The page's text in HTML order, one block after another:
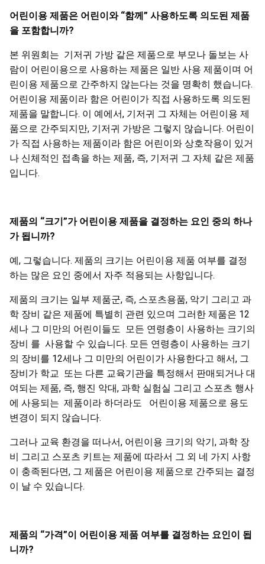
어린이용 제품은 어린이와 “함께” 사용하도록 의도된 제품
을 포함합니까?
본 위원회는 기저귀 가방 같은 제품으로 부모나 돌보는 사
람이 어린이용으로 사용하는 제품은 일반 사용 제품이며 어
린이용 제품으로 간주하지 않는다는 것을 명확히 했습니다.
어린이용 제품이라 함은 어린이가 직접 사용하도록 의도된
제품을 말합니다. 이 예에서, 기저귀 그 자체는 어린이용 제
품으로 간주되지만, 기저귀 가방은 그렇지 않습니다. 어린이
가 직접 사용하는 제품이라 함은 어린이와 상호작용이 있거
나 신체적인 접촉을 하는 제품, 즉, 기저귀 그 자체 같은 제품
입니다.
제품의 “크기”가 어린이용 제품을 결정하는 요인 중의 하나
가 됩니까?
예, 그렇습니다. 제품의 크기는 어린이용 제품 여부를 결정
하는 많은 요인 중에서 자주 적용되는 사항입니다.
제품의 크기는 일부 제품군, 즉, 스포츠용품, 악기 그리고 과
학 장비 같은 제품에 특별히 관련 있으며 그러한 제품은 12
세나 그 미만의 어린이들도 모든 연령층이 사용하는 크기의
장비 를 사용할 수 있습니다. 모든 연령층이 사용하는 크기
의 장비를 12세나 그 미만의 어린이가 사용한다고 해서, 그
장비가 학교 또는 다른 교육기관을 특정해서 판매되거나 대
여되는 제품, 즉, 행진 악대, 과학 실험실 그리고 스포츠 행사
에 사용되는 제품이라 하더라도 어린이용 제품으로 용도
변경이 되지 않습니다.
그러나 교육 환경을 떠나서, 어린이용 크기의 악기, 과학 장
비 그리고 스포츠 키트는 제품에 따라서 그 외 네 가지 사항
이 충족된다면, 그 제품은 어린이용 제품으로 간주되는 결정
이 날 수 있습니다.
제품의 “가격”이 어린이용 제품 여부를 결정하는 요인이 됩
니까?